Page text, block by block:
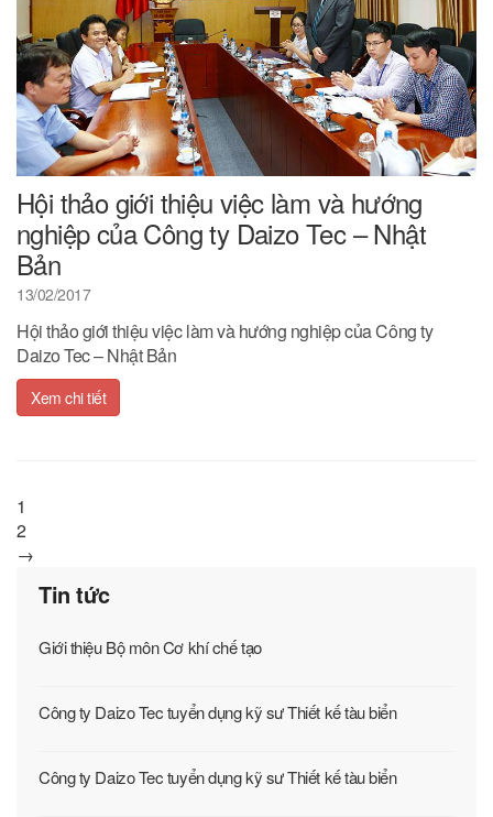
Hội thảo giới thiệu việc làm và hướng
nghiệp của Công ty Daizo Tec – Nhật
Bản
13/02/2017
Hội thảo giới thiệu việc làm và hướng nghiệp của Công ty
Daizo Tec – Nhật Bản
Xem chi tiết
1
2
→
Tin tức
Giới thiệu Bộ môn Cơ khí chế tạo
Công ty Daizo Tec tuyển dụng kỹ sư Thiết kế tàu biển
Công ty Daizo Tec tuyển dụng kỹ sư Thiết kế tàu biển